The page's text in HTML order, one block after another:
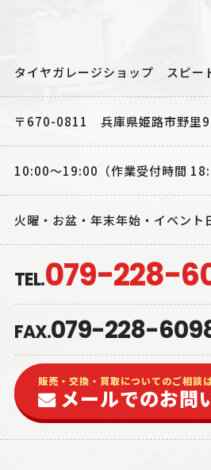
タイヤガレージショップ スピー
〒670-0811 兵庫県姫路市野里
10:00～19:00（作業受付時間
火曜・お盆・年末年始・イベント
TEL.079-228-
FAX.079-228-
販売・交換・買取についてのご相談
メールでのお問